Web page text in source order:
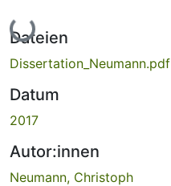
Lade...
Dateien
Dissertation_Neumann.pdf
Datum
2017
Autor:innen
Neumann, Christoph